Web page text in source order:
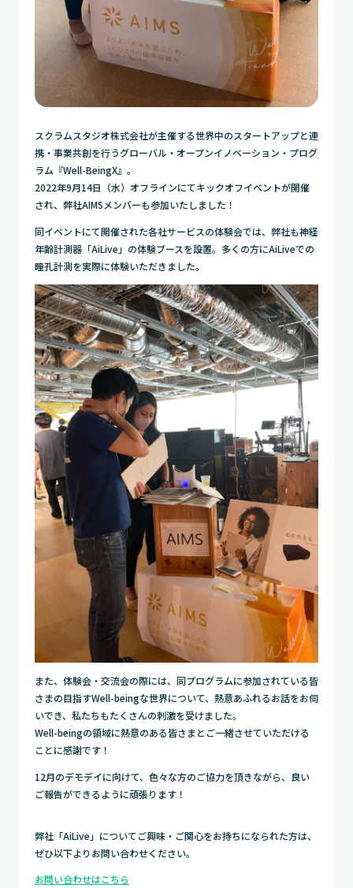
スクラムスタジオ株式会社が主催する世界中のスタートアップと連
携・事業共創を行うグローバル・オープンイノベーション・プログ
ラム『Well-BeingX』。
2022年9月14日（水）オフラインにてキックオフイベントが開催
され、弊社AIMSメンバーも参加いたしました！
同イベントにて開催された各社サービスの体験会では、弊社も神経
年齢計測器「AiLive」の体験ブースを設置。多くの方にAiLiveでの
瞳孔計測を実際に体験いただきました。
また、体験会・交流会の際には、同プログラムに参加されている皆
さまの目指すWell-beingな世界について、熱意あふれるお話をお伺
いでき、私たちもたくさんの刺激を受けました。
Well-beingの領域に熱意のある皆さまとご一緒させていただける
ことに感謝です！
12月のデモデイに向けて、色々な方のご協力を頂きながら、良い
ご報告ができるように頑張ります！
弊社「AiLive」についてご興味・ご関心をお持ちになられた方は、
ぜひ以下よりお問い合わせください。
お問い合わせはこちら